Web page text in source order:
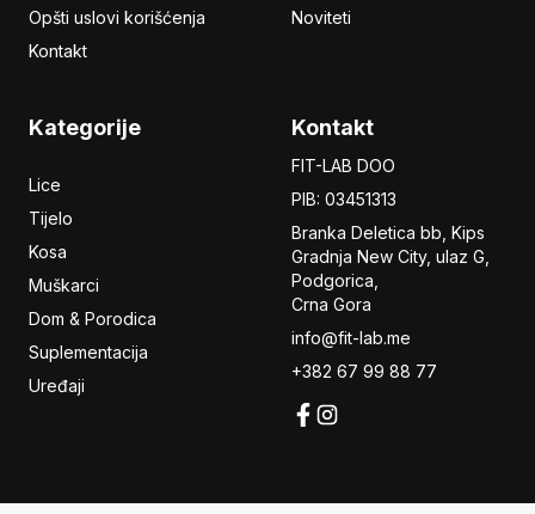
Opšti uslovi korišćenja
Kontakt
Noviteti
Kategorije
Lice
Tijelo
Kosa
Muškarci
Dom & Porodica
Suplementacija
Uređaji
Kontakt
FIT-LAB DOO
PIB: 03451313
Branka Deletica bb, Kips
Gradnja New City, ulaz G,
Podgorica,
Crna Gora
info@fit-lab.me
+382 67 99 88 77